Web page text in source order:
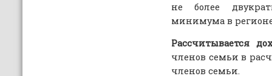
не более
минимума в
Рассчитывается
членов семьи в
членов семьи.